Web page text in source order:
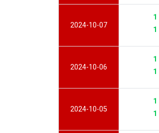
2024-10-07
1
1
2024-10-06
1
1
2024-10-05
1
1